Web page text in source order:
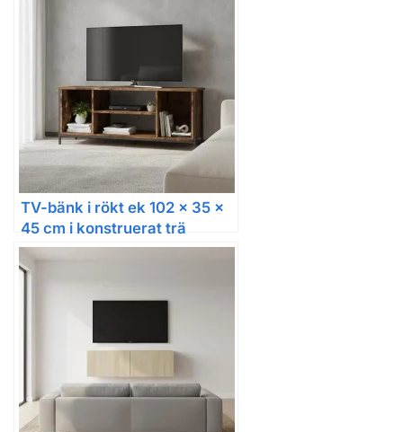
TV-bänk i rökt ek 102 x 35 x
45 cm i konstruerat trä